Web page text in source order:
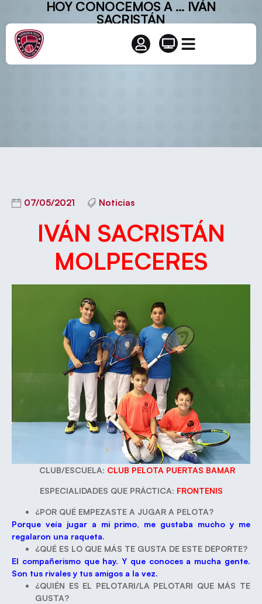
HOY CONOCEMOS A … IVÁN
SACRISTÁN
07/05/2021 Noticias
IVÁN SACRISTÁN
MOLPECERES
CLUB/ESCUELA: CLUB PELOTA PUERTAS BAMAR
ESPECIALIDADES QUE PRÁCTICA: FRONTENIS
¿POR QUÉ EMPEZASTE A JUGAR A PELOTA?
Porque veía jugar a mi primo, me gustaba mucho y me
regalaron una raqueta.
¿QUÉ ES LO QUE MÁS TE GUSTA DE ESTE DEPORTE?
El compañerismo que hay. Y que conoces a mucha gente.
Son tus rivales y tus amigos a la vez.
¿QUIÉN ES EL PELOTARI/LA PELOTARI QUE MÁS TE
GUSTA?